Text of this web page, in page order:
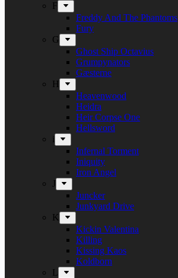
F
Freddy And The Phantoms
Fury
G
Ghost Ship Octavius
Grumpynators
Gæsterne
H
Heavenwood
Heidra
Heir Corpse One
Hellsword
i
Infernal Torment
Iniquity
Iron Angel
J
Juncker
Junkyard Drive
K
Kickin Valentina
Killing
Kissing Kaos
Koldborn
L